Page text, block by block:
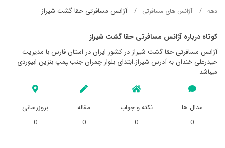
دهه آژانس های مسافرتی آژانس مسافرتی حقا گشت شيراز
کوتاه درباره آژانس مسافرتی حقا گشت شيراز
آژانس مسافرتی حقا گشت شيراز در کشور ایران در استان فارس با مدیریت
حیدرعلی خندان به آدرس شیراز.ابتدای بلوار چمران جنب ‍‍پمپ بنزین ابیوردی
میباشد
مدال ها
0
نکته و جواب
0
مقاله
0
بروزرسانی
0